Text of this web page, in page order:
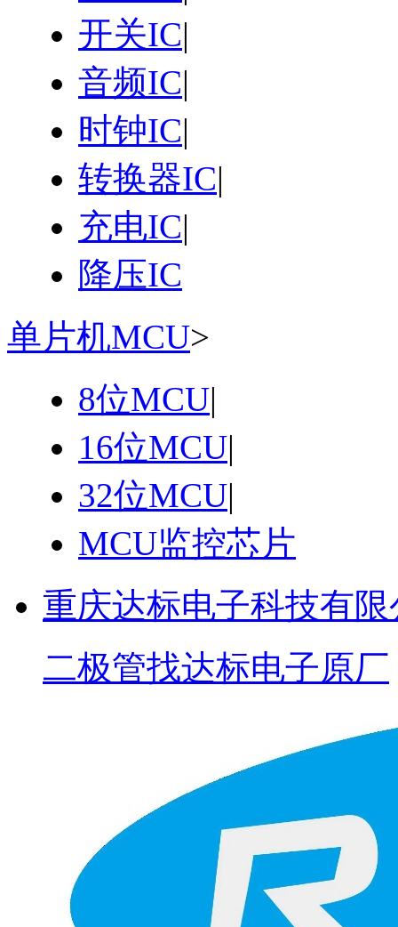
开关IC|
音频IC|
时钟IC|
转换器IC|
充电IC|
降压IC
单片机MCU>
8位MCU|
16位MCU|
32位MCU|
MCU监控芯片
重庆达标电子科技有限
二极管找达标电子原厂